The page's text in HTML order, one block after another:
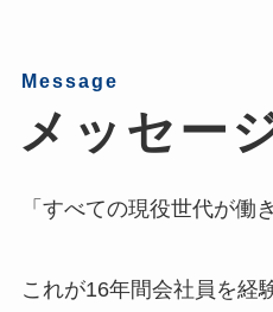
Message
メッセー
「すべての現役世代が働
これが16年間会社員を経